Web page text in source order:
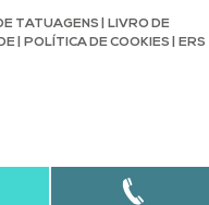
TATUAGENS |
LIVRO DE
| POLÍTICA DE COOKIES ERS